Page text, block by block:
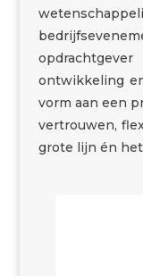
ontwikkeling
vorm aan een
vertrouwen,
grote lijn én